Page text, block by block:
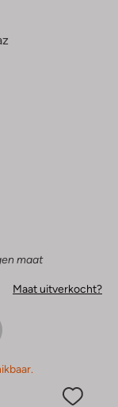
maat
Maat uitverkocht?